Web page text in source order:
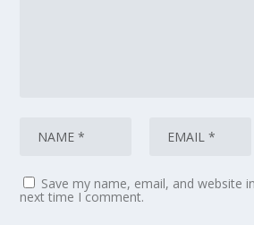
Save my name, email, and website
next time I comment.